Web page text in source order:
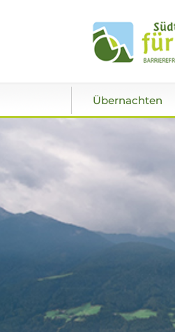
Übernachten